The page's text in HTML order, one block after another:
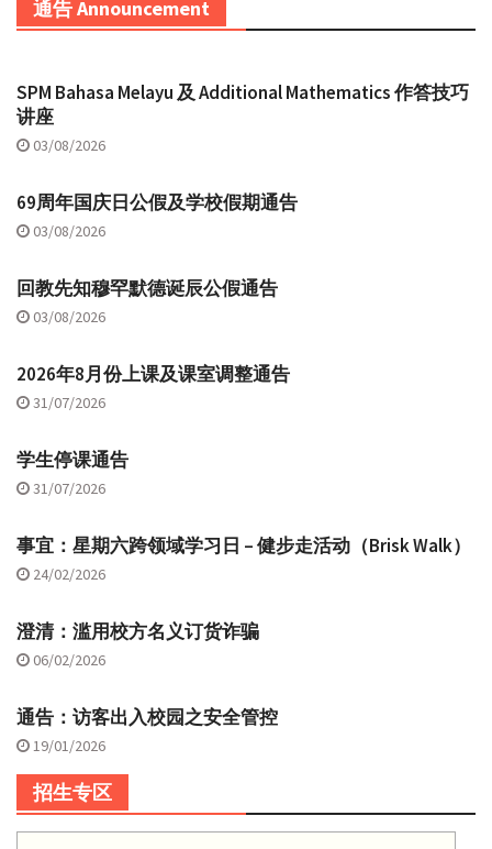
通告 Announcement
SPM Bahasa Melayu 及 Additional Mathematics 作答技巧
讲座
03/08/2026
69周年国庆日公假及学校假期通告
03/08/2026
回教先知穆罕默德诞辰公假通告
03/08/2026
2026年8月份上课及课室调整通告
31/07/2026
学生停课通告
31/07/2026
事宜：星期六跨领域学习日 – 健步走活动（Brisk Walk）
24/02/2026
澄清：滥用校方名义订货诈骗
06/02/2026
通告：访客出入校园之安全管控
19/01/2026
招生专区